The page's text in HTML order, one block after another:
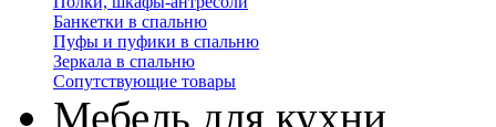
Банкетки в спальню
Пуфы и пуфики в спальню
Зеркала в спальню
Сопутствующие товары
Мебель для кухни